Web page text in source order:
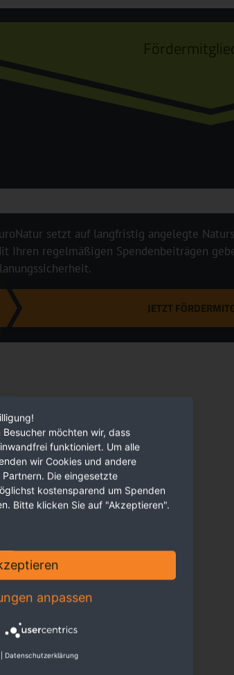
setzt auf langfristig angelegte
Ihren regelmäßigen Spendenbeiträgen
JETZT
möchten wir, dass
funktioniert. Um alle
wir Cookies und andere
Die eingesetzte
kostensparend um Spenden
Bitte klicken Sie auf "Akzeptieren".
anpassen
Datenschutzerklärung